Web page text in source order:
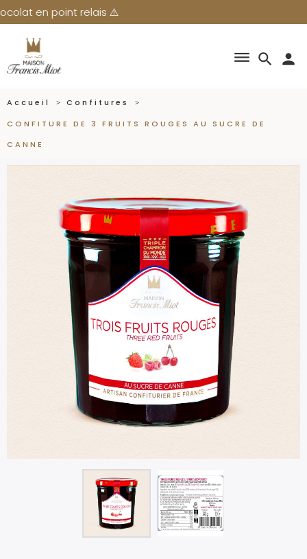
⚠️
search
dehaze person
Accueil
Confitures
CONFITURE DE 3 FRUITS ROUGES AU SUCRE DE
CANNE